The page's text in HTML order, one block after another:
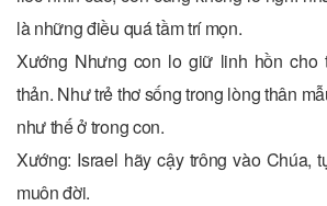
là những điều quá tầm trí mọn.
Xướng Nhưng con lo giữ linh hồn cho
thản. Như trẻ thơ sống trong lòng thân
như thế ở trong con.
Xướng: Israel hãy cậy trông vào Chúa,
muôn đời.